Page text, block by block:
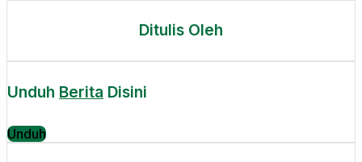
Ditulis Oleh
Unduh Berita Disini
Unduh